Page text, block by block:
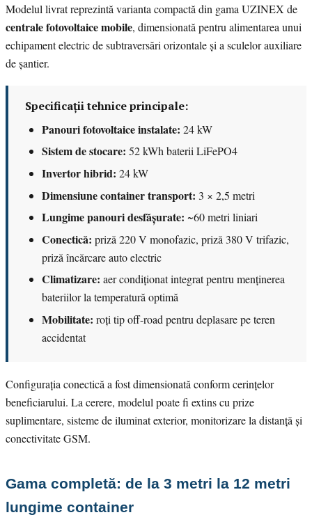
Modelul livrat reprezintă varianta compactă din gama UZINEX de
centrale fotovoltaice mobile, dimensionată pentru alimentarea unui
echipament electric de subtraversări orizontale și a sculelor auxiliare
de șantier.
Specificații tehnice principale:
Panouri fotovoltaice instalate: 24 kW
Sistem de stocare: 52 kWh baterii LiFePO4
Invertor hibrid: 24 kW
Dimensiune container transport: 3 × 2,5 metri
Lungime panouri desfășurate: ~60 metri liniari
Conectică: priză 220 V monofazic, priză 380 V trifazic,
priză încărcare auto electric
Climatizare: aer condiționat integrat pentru menținerea
bateriilor la temperatură optimă
Mobilitate: roți tip off-road pentru deplasare pe teren
accidentat
Configurația conectică a fost dimensionată conform cerințelor
beneficiarului. La cerere, modelul poate fi extins cu prize
suplimentare, sisteme de iluminat exterior, monitorizare la distanță și
conectivitate GSM.
Gama completă: de la 3 metri la 12 metri
lungime container